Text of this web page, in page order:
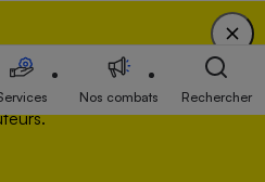
tout en soutenant
de l'Etat, des
syndicats, des producteurs et des
Nos combats Rechercher